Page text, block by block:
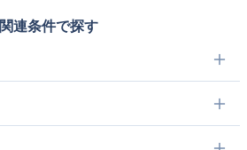
関連条件で探す